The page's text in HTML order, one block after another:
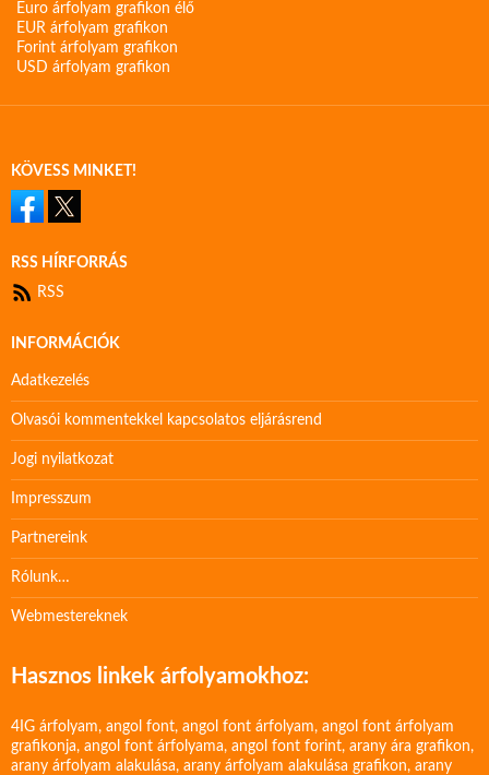
Euro árfolyam grafikon élő
EUR árfolyam grafikon
Forint árfolyam grafikon
USD árfolyam grafikon
KÖVESS MINKET!
RSS HÍRFORRÁS
RSS
INFORMÁCIÓK
Adatkezelés
Olvasói kommentekkel kapcsolatos eljárásrend
Jogi nyilatkozat
Impresszum
Partnereink
Rólunk…
Webmestereknek
Hasznos linkek árfolyamokhoz:
4IG árfolyam, angol font, angol font árfolyam, angol font árfolyam
grafikonja, angol font árfolyama, angol font forint, arany ára grafikon,
arany árfolyam alakulása, arany árfolyam alakulása grafikon, arany